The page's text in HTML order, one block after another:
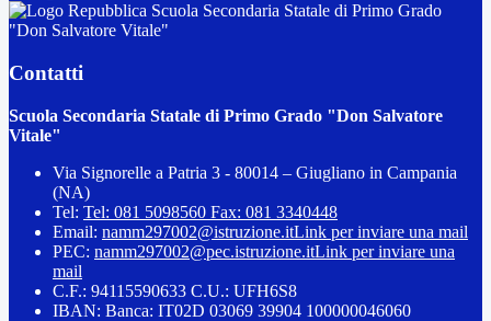
Scuola Secondaria Statale di Primo Grado
"Don Salvatore Vitale"
Contatti
Scuola Secondaria Statale di Primo Grado "Don Salvatore
Vitale"
Via Signorelle a Patria 3 - 80014 – Giugliano in Campania
(NA)
Tel: Tel: 081 5098560 Fax: 081 3340448
Email: namm297002@istruzione.itLink per inviare una mail
PEC: namm297002@pec.istruzione.itLink per inviare una
mail
C.F.: 94115590633 C.U.: UFH6S8
IBAN: Banca: IT02D 03069 39904 100000046060